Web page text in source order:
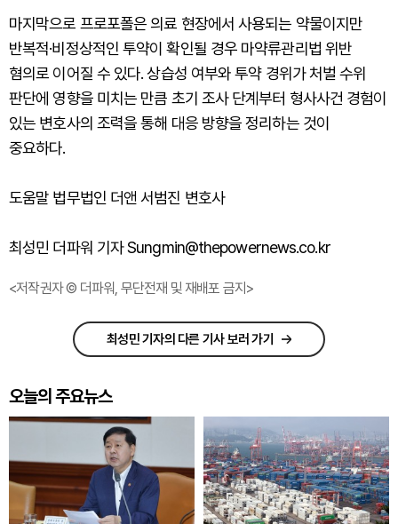
마지막으로 프로포폴은 의료 현장에서 사용되는 약물이지만
반복적·비정상적인 투약이 확인될 경우 마약류관리법 위반
혐의로 이어질 수 있다. 상습성 여부와 투약 경위가 처벌 수위
판단에 영향을 미치는 만큼 초기 조사 단계부터 형사사건 경험이
있는 변호사의 조력을 통해 대응 방향을 정리하는 것이
중요하다.
도움말 법무법인 더앤 서범진 변호사
최성민 더파워 기자 Sungmin@thepowernews.co.kr
<저작권자 © 더파워, 무단전재 및 재배포 금지>
최성민 기자의 다른 기사 보러 가기
오늘의 주요뉴스